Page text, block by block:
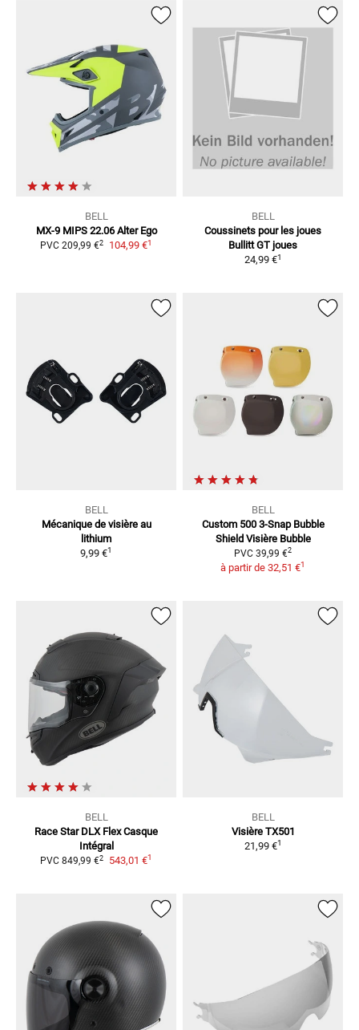
BELL
MX-9 MIPS 22.06 Alter Ego
PVC 209,99 €2 104,99 €1
BELL
Coussinets pour les joues
Bullitt GT joues
24,99 €1
BELL
Mécanique de visière au
lithium
9,99 €1
BELL
Custom 500 3-Snap Bubble
Shield Visière Bubble
PVC 39,99 €2
à partir de 32,51 €1
BELL
Race Star DLX Flex Casque
Intégral
PVC 849,99 €2 543,01 €1
BELL
Visière TX501
21,99 €1